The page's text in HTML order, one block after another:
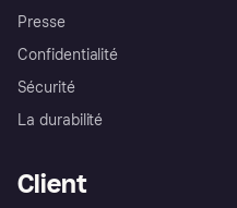
Presse
Confidentialité
Sécurité
La durabilité
Client